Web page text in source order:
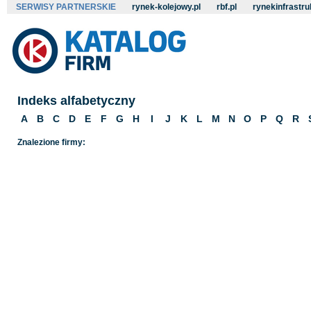
SERWISY PARTNERSKIE rynek-kolejowy.pl rbf.pl
Indeks alfabetyczny
A B C D E F G H I J K L M N O P Q R
Znalezione firmy: